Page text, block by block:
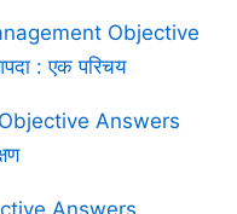
Objective
: एक परिचय
Answers
Answers